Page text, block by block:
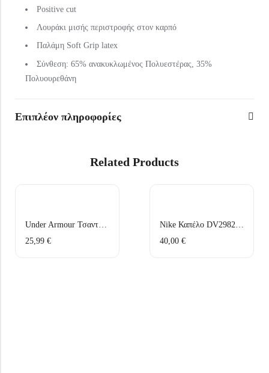
Positive cut
Λουράκι μισής περιστροφής στον καρπό
Παλάμη Soft Grip latex
Σύνθεση: 65% ανακυκλωμένος Πολυεστέρας, 35%
Πολυουρεθάνη
Επιπλέον πληροφορίες
Related Products
25,99 €
40,00 €